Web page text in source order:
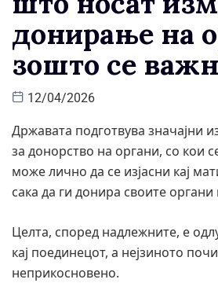
донирање на
зошто се
12/04/2026
Државата подготвува значајни
за донорство на органи, со кои
може лично да се изјасни кај
сака да ги донира своите
Целта, според надлежните, е
кај поединецот, а нејзиното
неприкосновено.